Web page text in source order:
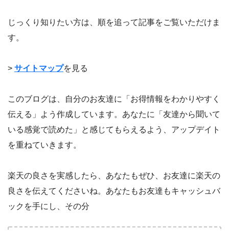
じっくり知りたい方は、順を追って記事をご覧いただけま
す。
> サイトマップを見る
このブログは、自分のお友達に「お得情報をわかりやすく
伝える」よう作成しています。あなたに「友達から聞いて
いる感覚で読めた」と感じてもらえるよう、アップデイト
を重ねていきます。
楽天の良さを実感したら、あなたもぜひ、お友達に楽天の
良さを伝えてくださいね。あなたもお友達もキャッシュバ
ックを手にし、その分